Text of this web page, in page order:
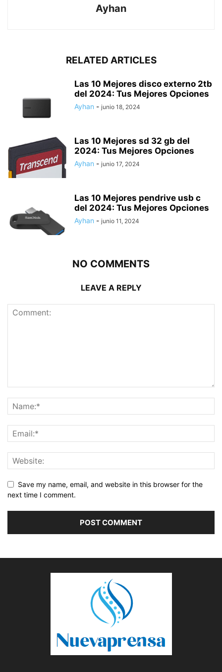
Ayhan
RELATED ARTICLES
Las 10 Mejores disco externo 2tb
del 2024: Tus Mejores Opciones
Ayhan - junio 18, 2024
Las 10 Mejores sd 32 gb del
2024: Tus Mejores Opciones
Ayhan - junio 17, 2024
Las 10 Mejores pendrive usb c
del 2024: Tus Mejores Opciones
Ayhan - junio 11, 2024
NO COMMENTS
LEAVE A REPLY
Save my name, email, and website in this browser for the
next time I comment.